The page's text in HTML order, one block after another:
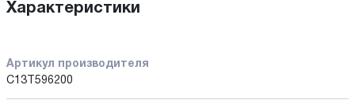
Характеристики
Артикул производителя
C13T596200